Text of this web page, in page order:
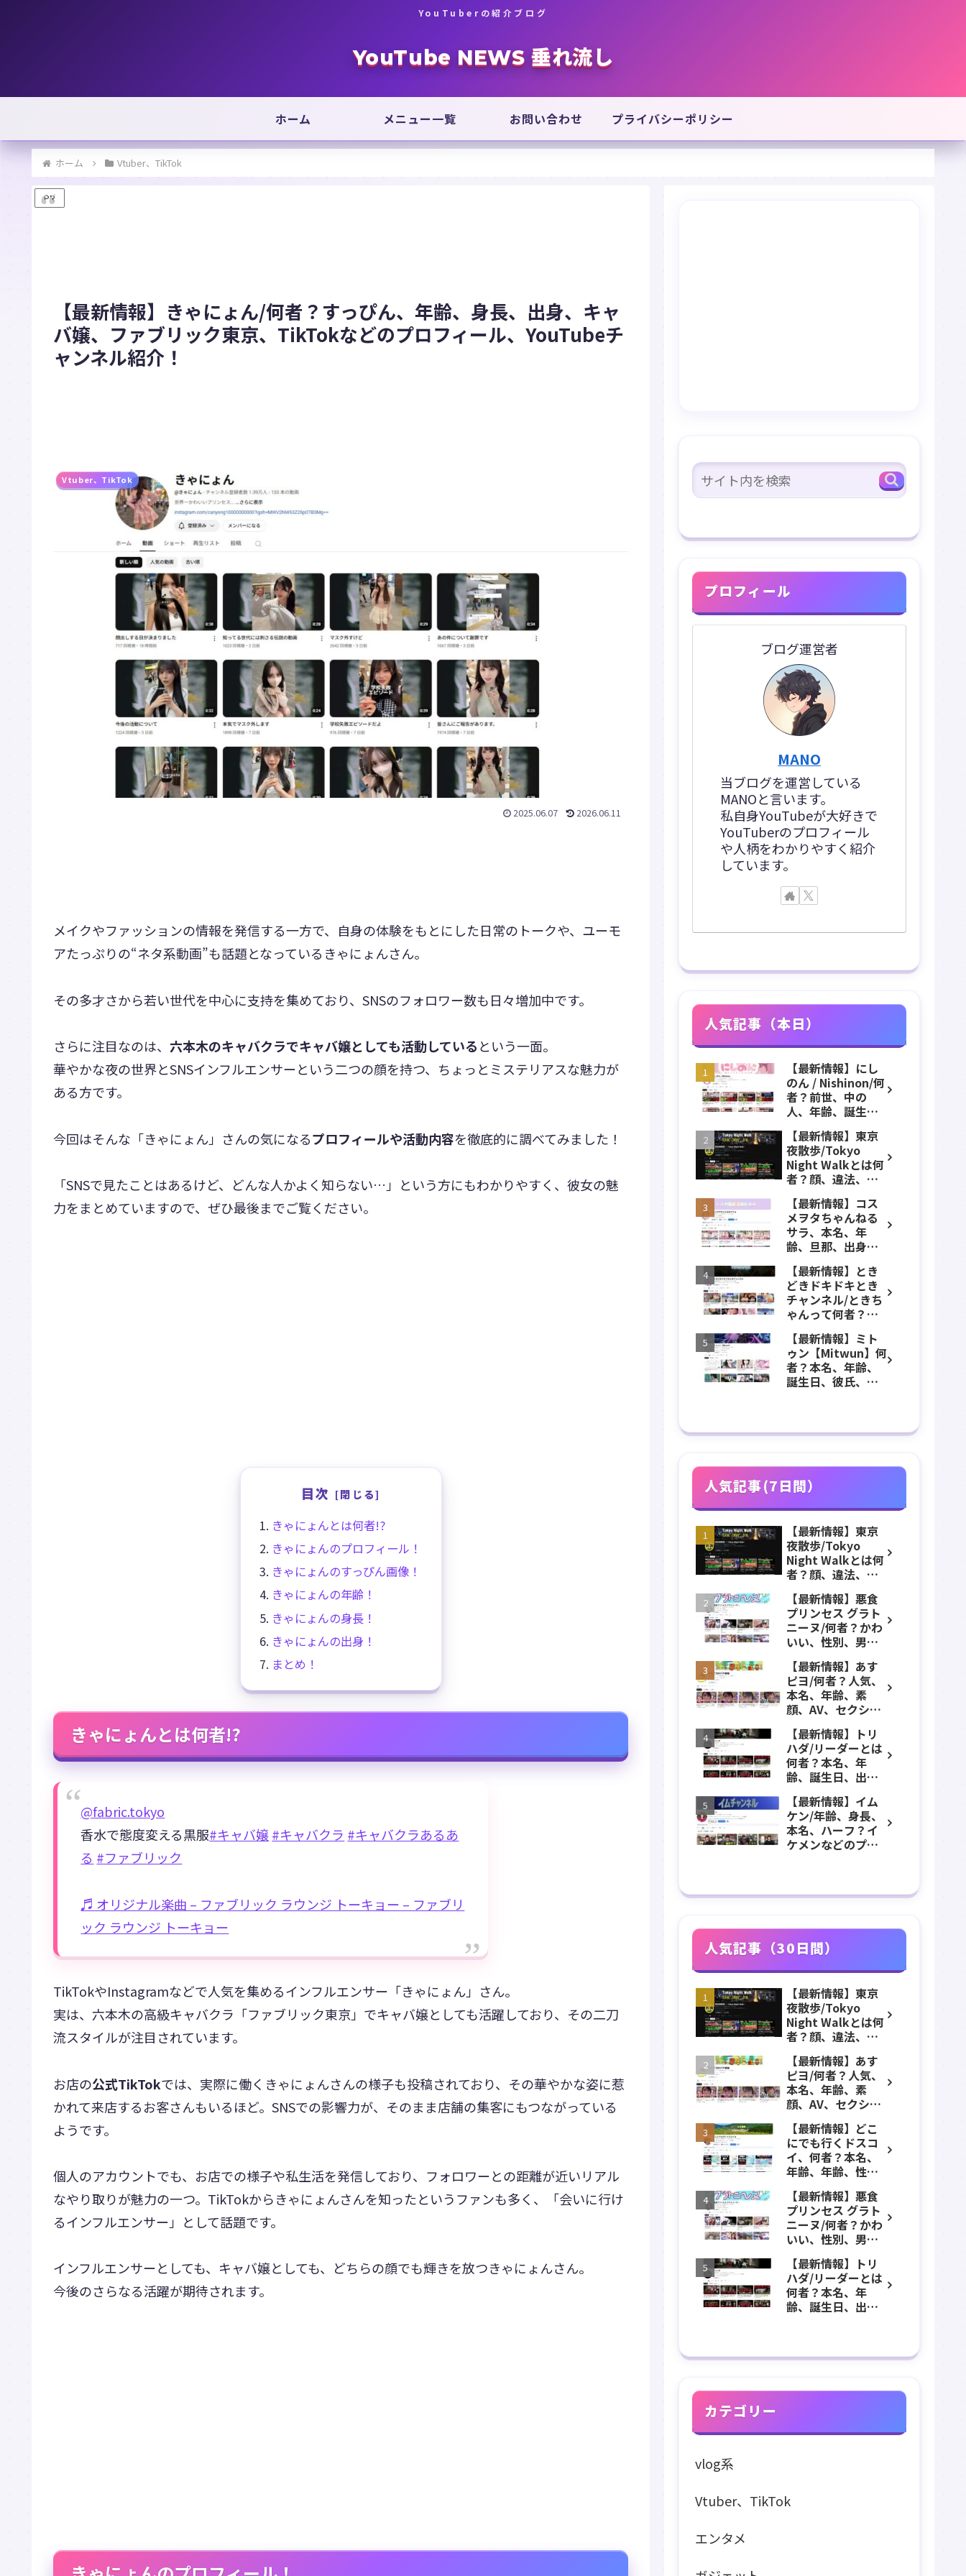
YouTuberの紹介ブログ
YouTube NEWS 垂れ流し
ホーム メニュー一覧 お問い合わせ プライバシーポリシー
ホーム Vtuber、TikTok
PR
【最新情報】きゃにょん/何者？すっぴん、年齢、身長、出身、キャ
バ嬢、ファブリック東京、TikTokなどのプロフィール、YouTubeチ
ャンネル紹介！
Vtuber、TikTok
2025.06.07 2026.06.11
メイクやファッションの情報を発信する一方で、自身の体験をもとにした日常のトークや、ユーモ
アたっぷりの“ネタ系動画”も話題となっているきゃにょんさん。
その多才さから若い世代を中心に支持を集めており、SNSのフォロワー数も日々増加中です。
さらに注目なのは、 六本木のキャバクラでキャバ嬢としても活動しているという一面。
華やかな夜の世界とSNSインフルエンサーという二つの顔を持つ、ちょっとミステリアスな魅力が
ある方です。
今回はそんな「きゃにょん」さんの気になるプロフィールや活動内容を徹底的に調べてみました！
「SNSで見たことはあるけど、どんな人かよく知らない…」という方にもわかりやすく、彼女の魅
力をまとめていますので、ぜひ最後までご覧ください。
目次
きゃにょんとは何者!?
きゃにょんのプロフィール！
きゃにょんのすっぴん画像！
きゃにょんの年齢！
きゃにょんの身長！
きゃにょんの出身！
まとめ！
きゃにょんとは何者!?
@fabric.tokyo
香水で態度変える黒服#キャバ嬢#キャバクラ #キャバクラあるあ
る #ファブリック
♬ オリジナル楽曲 – ファブリック ラウンジ トーキョー – ファブリ
ック ラウンジ トーキョー
TikTokやInstagramなどで人気を集めるインフルエンサー「きゃにょん」さん。
実は、六本木の高級キャバクラ「ファブリック東京」でキャバ嬢としても活躍しており、その二刀
流スタイルが注目されています。
お店の公式TikTokでは、実際に働くきゃにょんさんの様子も投稿されており、その華やかな姿に惹
かれて来店するお客さんもいるほど。SNSでの影響力が、そのまま店舗の集客にもつながっている
ようです。
個人のアカウントでも、お店での様子や私生活を発信しており、フォロワーとの距離が近いリアル
なやり取りが魅力の一つ。TikTokからきゃにょんさんを知ったというファンも多く、「会いに行け
るインフルエンサー」として話題です。
インフルエンサーとしても、キャバ嬢としても、どちらの顔でも輝きを放つきゃにょんさん。
今後のさらなる活躍が期待されます。
プロフィール
ブログ運営者
MANO
当ブログを運営している
MANOと言います。
私自身YouTubeが大好きで
YouTuberのプロフィール
や人柄をわかりやすく紹介
しています。
人気記事（本日）
【最新情報】にし
のん / Nishinon/何
者？前世、中の
人、年齢、誕生
レ、素顔、ストグ
ラ、VTuber、ニコ
ニコなどのプロフ
ィール、YouTube
チャンネル紹介！
【最新情報】東京
夜散歩/Tokyo
Night Walkとは何
者？顔、違法、逮
久保公園、本名、
年齢、誕生日、職
業、かわいい、彼
女などのプロフィ
ール、YouTubeチ
ャンネル紹介！
【最新情報】コス
メヲタちゃんねる
サラ、本名、年
齢、旦那、出身、
MIRAGEM、子ども
などのプロフィー
ル、YouTubeチャ
ンネル紹介！
【最新情報】とき
どきドキドキとき
チャンネル/ときち
ゃんって何者？年
名、身長、体重、
出身、バニーガー
ル、写真集などの
プロフィール、
【最新情報】ミト
ゥン【Mitwun】何
者？本名、年齢、
誕生日、彼氏、整
ンネル紹介！
人気記事(7日間）
【最新情報】東京
夜散歩/Tokyo
Night Walkとは何
者？顔、違法、逮
久保公園、本名、
年齢、誕生日、職
業、かわいい、彼
女などのプロフィ
ール、YouTubeチ
ャンネル紹介！
【最新情報】悪食
プリンセス グラト
ニーヌ/何者？かわ
いい、性別、男？
長、出身などのプ
ロフィール、
YouTubeチャンネ
ル紹介！
【最新情報】あす
ピヨ/何者？人気、
本名、年齢、素
顔、AV、セクシ
る、身長、出身、
学歴、経歴、仕事
のプロフィール、
YouTubeチャンネ
ル紹介！
【最新情報】トリ
ハダ/リーダーとは
何者？本名、年
齢、誕生日、出
レ、ホラー、心
霊、うっちゃん、
メンバーなどのプ
ロフィール、
【最新情報】イム
ケン/年齢、身長、
本名、ハーフ？イ
ケメンなどのプロ
人気記事（30日間）
【最新情報】東京
夜散歩/Tokyo
Night Walkとは何
者？顔、違法、逮
久保公園、本名、
年齢、誕生日、職
業、かわいい、彼
女などのプロフィ
ール、YouTubeチ
ャンネル紹介！
【最新情報】あす
ピヨ/何者？人気、
本名、年齢、素
顔、AV、セクシ
る、身長、出身、
学歴、経歴、仕事
のプロフィール、
YouTubeチャンネ
ル紹介！
【最新情報】どこ
にでも行くドスコ
イ、何者？本名、
年齢、年齢、性
どのプロフィー
ル、YouTubeチャ
ンネル紹介！
【最新情報】悪食
プリンセス グラト
ニーヌ/何者？かわ
いい、性別、男？
長、出身などのプ
ロフィール、
YouTubeチャンネ
ル紹介！
【最新情報】トリ
ハダ/リーダーとは
何者？本名、年
齢、誕生日、出
メンバーなどのプ
YouTubeチャンネ
カテゴリー
vlog系
Vtuber、TikTok
エンタメ